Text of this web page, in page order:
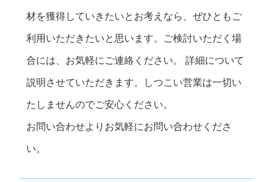
材を獲得していきたいとお考えなら、ぜひともご
利用いただきたいと思います。ご検討いただく場
合には、お気軽にご連絡ください。 詳細について
説明させていただきます。しつこい営業は一切い
たしませんのでご安心ください。
お問い合わせよりお気軽にお問い合わせくださ
い。